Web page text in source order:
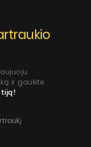
pagal Lietuvos
ir gaukite